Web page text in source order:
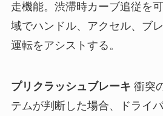
走機能。渋滞時カーブ追従を
域でハンドル、アクセル、ブ
運転をアシストする。
プリクラッシュブレーキ 衝突
テムが判断した場合、ドライ